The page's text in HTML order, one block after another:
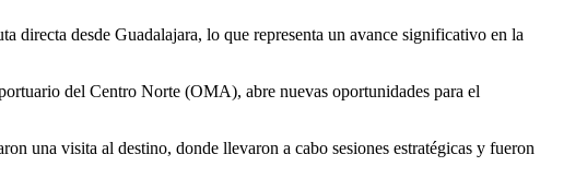
directa desde Guadalajara, lo que representa un avance significativo en la
del Centro Norte (OMA), abre nuevas oportunidades para el
una visita al destino, donde llevaron a cabo sesiones estratégicas y fueron